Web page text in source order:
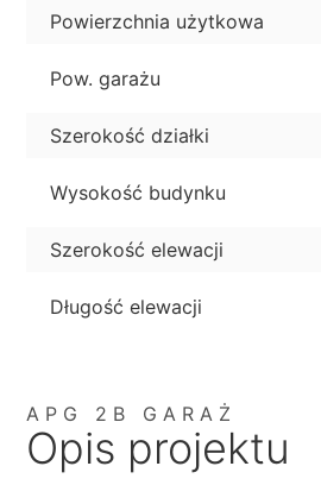
Powierzchnia użytkowa
Pow. garażu
Szerokość działki
Wysokość budynku
Szerokość elewacji
Długość elewacji
APG 2B GARAŻ
Opis projektu